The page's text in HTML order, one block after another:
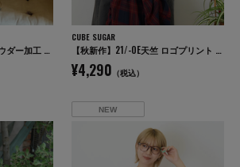
【秋新作】21/-OE天竺 パウダー加工 ラグラン 6分袖 ロゴプリント Tシャツ
CUBE SUGAR
【秋新作】21/-OE天竺 ロゴプリント ジャストサイズ Tシャツ
¥4,290 （税込）
NEW